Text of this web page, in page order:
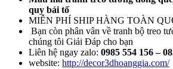
quy bái tổ
MIỄN PHÍ SHIP HÀNG TOÀN
Bạn còn phân vân về tranh bộ treo
chúng tôi Giải Đáp cho bạn
Liên hệ ngay zalo: 0985 554 156–
website: http://decor3dhoanggia.com/